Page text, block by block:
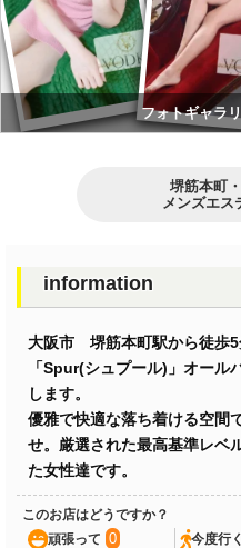
フォトギャラ
堺筋本町
メンズエス
information
大阪市 堺筋本町駅から徒歩5
「Spur(シュプール)」オール
します。
優雅で快適な落ち着ける空間
せ。厳選された最高基準レベ
た女性達です。
このお店はどうですか？
頑張って 0 今度行